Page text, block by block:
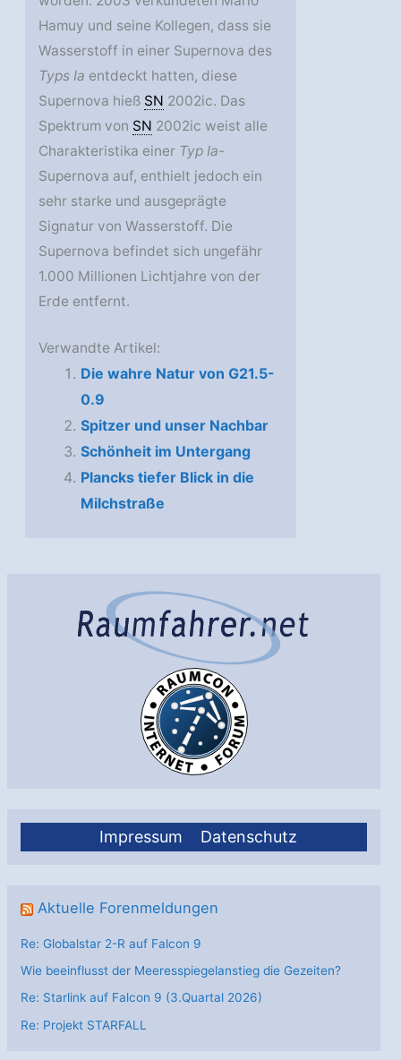
Impressum Datenschutz
Aktuelle Forenmeldungen
Re: Globalstar 2-R auf Falcon 9
Wie beeinflusst der Meeresspiegelanstieg die Gezeiten?
Re: Starlink auf Falcon 9 (3.Quartal 2026)
Re: Projekt STARFALL
Hamuy und seine Kollegen, dass sie
Wasserstoff in einer Supernova des
Typs Ia entdeckt hatten, diese
Supernova hieß SN 2002ic. Das
Spektrum von SN 2002ic weist alle
Charakteristika einer Typ Ia-
Supernova auf, enthielt jedoch ein
sehr starke und ausgeprägte
Signatur von Wasserstoff. Die
Supernova befindet sich ungefähr
1.000 Millionen Lichtjahre von der
Erde entfernt.
Verwandte Artikel:
Die wahre Natur von G21.5-
0.9
Spitzer und unser Nachbar
Schönheit im Untergang
Plancks tiefer Blick in die
Milchstraße